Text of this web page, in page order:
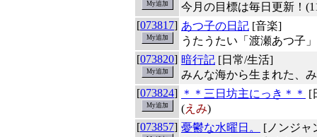
今月の目標は毎日更新！
[073817] あつ子の日記 [音楽]
うたうたい「渡瀬あつ子
[073820] 暗行記 [日常/生活]
みんな海から生まれた、
[073824] ＊＊三日坊主にっき＊＊ [
(えみ)
[073857] 憂鬱な水曜日。
[ノンジャ